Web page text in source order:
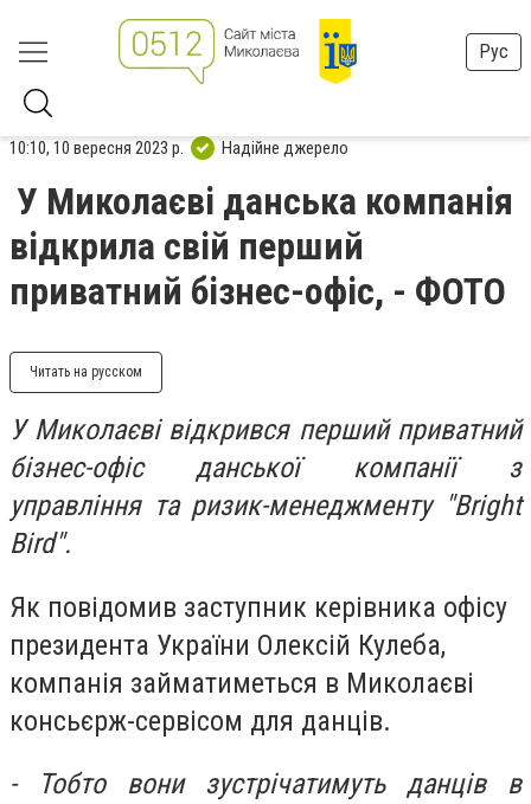
Рус
10:10, 10 вересня 2023 р. Надійне джерело
У Миколаєві данська компанія
відкрила свій перший
приватний бізнес-офіс, - ФОТО
Читать на русском
У Миколаєві відкрився перший приватний
бізнес-офіс данської компанії з
управління та ризик-менеджменту "Bright
Bird".
Як повідомив заступник керівника офісу
президента України Олексій Кулеба,
компанія займатиметься в Миколаєві
консьєрж-сервісом для данців.
- Тобто вони зустрічатимуть данців в